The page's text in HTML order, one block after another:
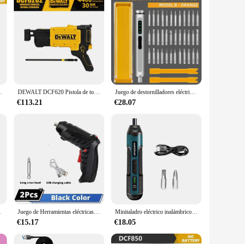
With its ergonomic design and a comfortable grip, this electric
of tasks, from assembling furniture to fixing electronic
robust construction ensures longevity, making it a reliable choice
frequent repairs or replacements. Whether you're a seasoned
size make it easy to handle and store, making it an ideal tool
choice for businesses looking to offer a reliable and versatile
are completed with precision and ease.
eléctrico herramientas eléctricas DEWALT DCF620 Pistola de tornillo inalámbrica para paneles de yeso, herramientas eléctricas de litio de 18V, accesorio de pistola de tornillo para paneles de yeso bloqueados DCF6202
€113.21
Juego de destornilladores eléctricos de precisión, brocas magnéticas 42 en 1, 3,7 V, 5/32 pulgadas, Mini Kit de herramientas de reparación hexagonales para iPhone, cámara, PC y reloj
€28.07
recargable Juego de Herramientas eléctricas para mantenimiento del hogar, destornillador inalámbrico con batería de litio de 3,6 mAh, 1800 v
€15.17
Minitaladro eléctrico inalámbrico recargable, juego de herramientas eléctricas de 3,6 V para reparación de mantenimiento del hogar con batería de litio de 1300mAh
€18.05